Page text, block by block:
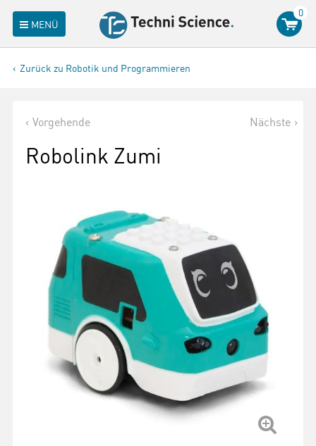
MENÜ
0
Zurück zu Robotik und Programmieren
Vorgehende Nächste
Robolink Zumi